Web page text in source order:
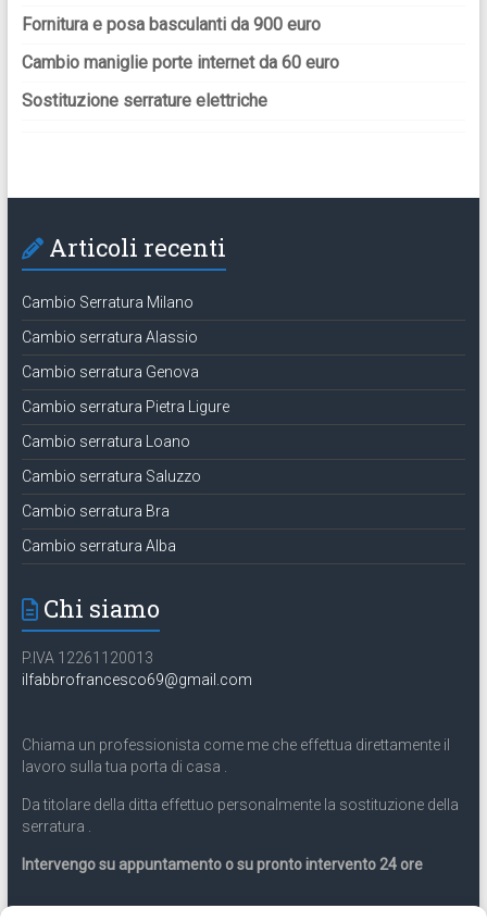
Fornitura e posa basculanti da 900 euro
Cambio maniglie porte internet da 60 euro
Sostituzione serrature elettriche
Articoli recenti
Cambio Serratura Milano
Cambio serratura Alassio
Cambio serratura Genova
Cambio serratura Pietra Ligure
Cambio serratura Loano
Cambio serratura Saluzzo
Cambio serratura Bra
Cambio serratura Alba
Chi siamo
P.IVA 12261120013
ilfabbrofrancesco69@gmail.com
Chiama un professionista come me che effettua direttamente il
lavoro sulla tua porta di casa .
Da titolare della ditta effettuo personalmente la sostituzione della
serratura .
Intervengo su appuntamento o su pronto intervento 24 ore